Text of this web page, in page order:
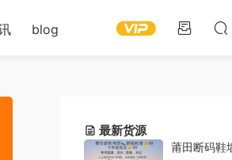
blog
最新货源
莆田断码鞋